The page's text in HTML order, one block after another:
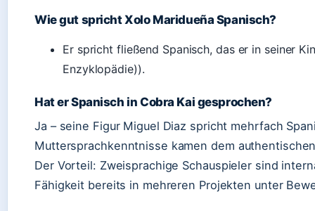
Wie gut spricht Xolo Maridueña Spanisch?
Er spricht fließend Spanisch, das er in seiner
Enzyklopädie)).
Hat er Spanisch in Cobra Kai gesprochen?
Ja – seine Figur Miguel Diaz spricht mehrfach
Muttersprachkenntnisse kamen dem
Der Vorteil: Zweisprachige Schauspieler sind
Fähigkeit bereits in mehreren Projekten unter